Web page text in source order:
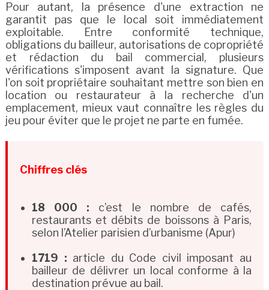
Pour autant, la présence d'une extraction ne
garantit pas que le local soit immédiatement
exploitable. Entre conformité technique,
obligations du bailleur, autorisations de copropriété
et rédaction du bail commercial, plusieurs
vérifications s'imposent avant la signature. Que
l'on soit propriétaire souhaitant mettre son bien en
location ou restaurateur à la recherche d'un
emplacement, mieux vaut connaître les règles du
jeu pour éviter que le projet ne parte en fumée.
Chiffres clés
18 000 : c’est le nombre de cafés,
restaurants et débits de boissons à Paris,
selon l’Atelier parisien d’urbanisme (Apur)
1719 : article du Code civil imposant au
bailleur de délivrer un local conforme à la
destination prévue au bail.